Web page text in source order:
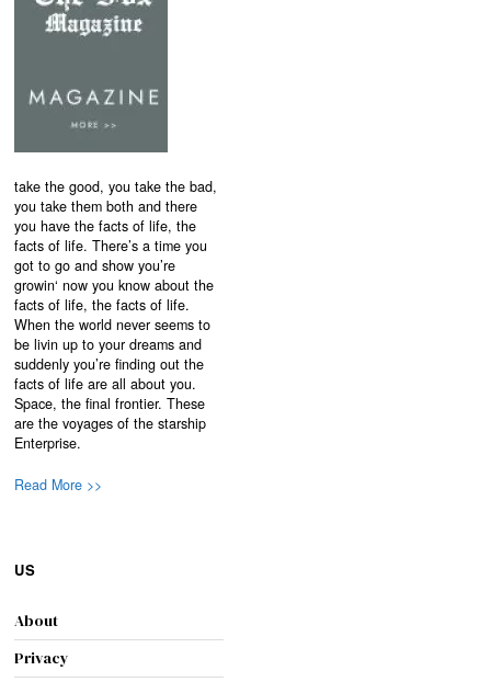
take the good, you take the bad,
you take them both and there
you have the facts of life, the
facts of life. There’s a time you
got to go and show you’re
growin‘ now you know about the
facts of life, the facts of life.
When the world never seems to
be livin up to your dreams and
suddenly you’re finding out the
facts of life are all about you.
Space, the final frontier. These
are the voyages of the starship
Enterprise.
Read More >>
US
About
Privacy